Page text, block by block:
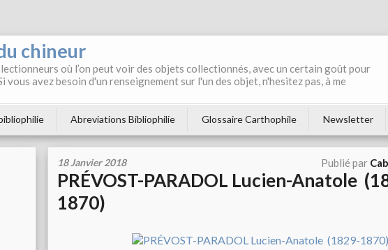
chineur
où l’on peut voir des objets collectionnés, avec un certain goût pour
avez besoin d'un renseignement sur l'un des objet, n'hesitez pas, à me
Abreviations Bibliophilie Glossaire Carthophile Newsletter
18 Janvier 2018 Publié par
PRÉVOST-PARADOL Lucien-Anatole
1870)